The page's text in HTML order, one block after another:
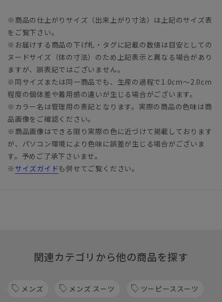
※商品の仕上がりサイズ（出来上がり寸法）は上記のサイズ表
をご覧下さい。
※お届けする商品の下げ札・タグに記載の数値は目安としての
ヌードサイズ（体の寸法）のため上記表示と異なる場合があり
ますが、誤表記ではございません。
※同サイズまたは同一商品でも、生産の過程で1.0cm～2.0cm
程度の個体差や着用感の違いが生じる場合がございます。
※カラー名は管理用の表記となります。実際の商品の色味は商
品画像をご確認ください。
※商品画像はできる限り実際の色に近づけて掲載しております
が、パソコン環境により色味に誤差が生じる場合がございま
す。予めご了承下さいませ。
※ サイズガイドも併せてご覧ください。
関連カテゴリから他の商品を探す
メンズ メンズ スーツ ツーピーススーツ